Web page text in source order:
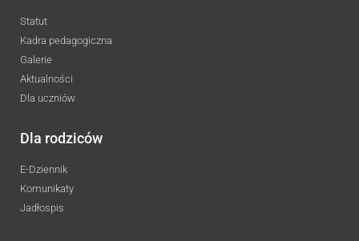
Statut
Kadra pedagogiczna
Galerie
Aktualności
Dla uczniów
Dla rodziców
E-Dziennik
Komunikaty
Jadłospis